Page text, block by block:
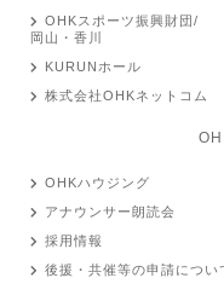
OHKスポーツ振興財団/
岡山・香川
KURUNホール
株式会社OHKネットコム
OHKハウジング
アナウンサー朗読会
採用情報
後援・共催等の申請につい